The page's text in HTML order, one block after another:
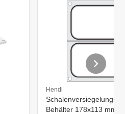
Hendi
Behälter 178x113 mm